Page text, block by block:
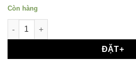
Còn hàng
MÒNG BIỂN CANH KHOAI SỌ số lượng
ĐẶT+